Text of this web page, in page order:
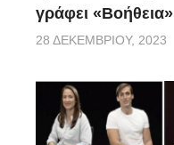
γράφει «Βοήθεια»
28 ΔΕΚΕΜΒΡΊΟΥ, 2023